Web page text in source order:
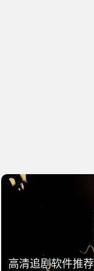
高清追剧软件推荐